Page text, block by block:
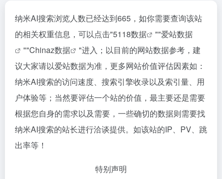
纳米AI搜索浏览人数已经达到665，如你需要查询该站
的相关权重信息，可以点击"5118数据 ""爱站数据
""Chinaz数据
"进入；以目前的网站数据参考，建
议大家请以爱站数据为准，更多网站价值评估因素如：
纳米AI搜索的访问速度、搜索引擎收录以及索引量、用
户体验等；当然要评估一个站的价值，最主要还是需要
根据您自身的需求以及需要，一些确切的数据则需要找
纳米AI搜索的站长进行洽谈提供。如该站的IP、PV、跳
出率等！
特别声明